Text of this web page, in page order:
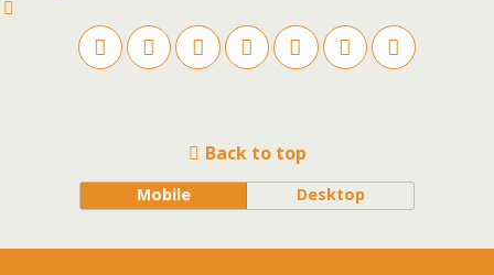
Back to top
Mobile Desktop